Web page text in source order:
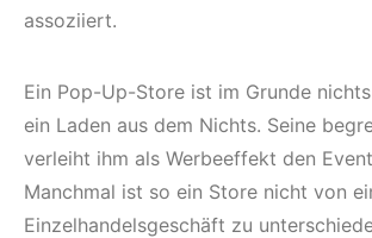
assoziiert.
Ein Pop-Up-Store ist im Grunde
ein Laden aus dem Nichts. Seine
verleiht ihm als Werbeeffekt den
Manchmal ist so ein Store nicht von
Einzelhandelsgeschäft zu